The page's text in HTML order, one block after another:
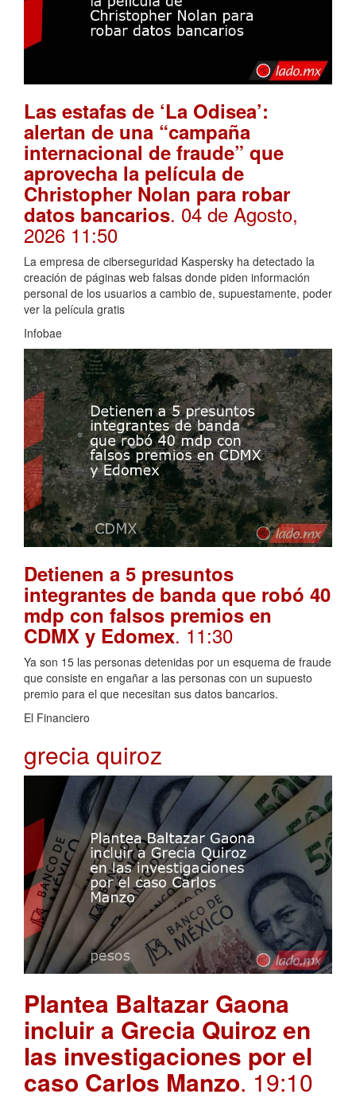
Las estafas de ‘La Odisea’:
alertan de una “campaña
internacional de fraude” que
aprovecha la película de
Christopher Nolan para robar
datos bancarios. 04 de Agosto,
2026 11:50
La empresa de ciberseguridad Kaspersky ha detectado la
creación de páginas web falsas donde piden información
personal de los usuarios a cambio de, supuestamente, poder
ver la película gratis
Infobae
Detienen a 5 presuntos
integrantes de banda que robó 40
mdp con falsos premios en
CDMX y Edomex. 11:30
Ya son 15 las personas detenidas por un esquema de fraude
que consiste en engañar a las personas con un supuesto
premio para el que necesitan sus datos bancarios.
El Financiero
grecia quiroz
Plantea Baltazar Gaona
incluir a Grecia Quiroz en
las investigaciones por el
caso Carlos Manzo. 19:10